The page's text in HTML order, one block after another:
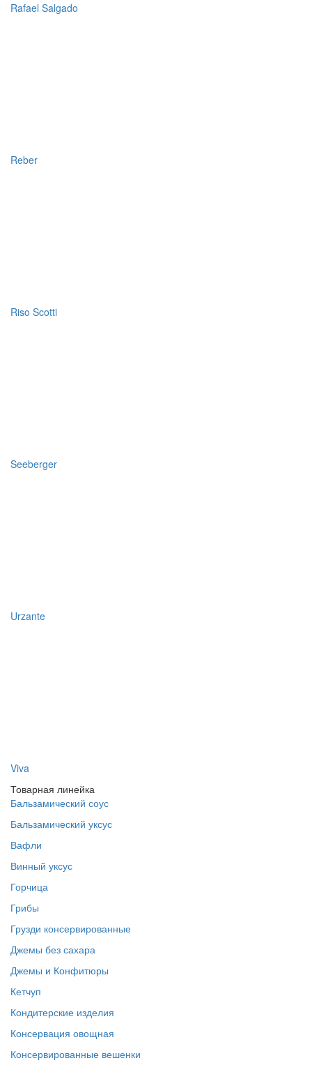
Rafael Salgado
Reber
Riso Scotti
Seeberger
Urzante
Viva
Товарная линейка
Бальзамический соус
Бальзамический уксус
Вафли
Винный уксус
Горчица
Грибы
Грузди консервированные
Джемы без сахара
Джемы и Конфитюры
Кетчуп
Кондитерские изделия
Консервация овощная
Консервированные вешенки